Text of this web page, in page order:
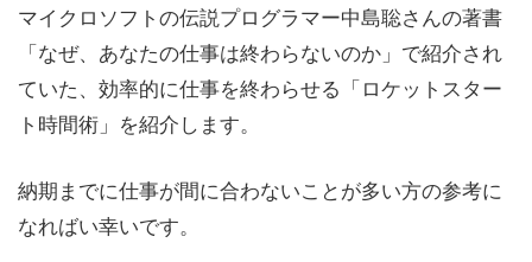
マイクロソフトの伝説プログラマー中島聡さんの著書
「なぜ、あなたの仕事は終わらないのか」で紹介され
ていた、効率的に仕事を終わらせる「ロケットスター
ト時間術」を紹介します。
納期までに仕事が間に合わないことが多い方の参考に
なればい幸いです。